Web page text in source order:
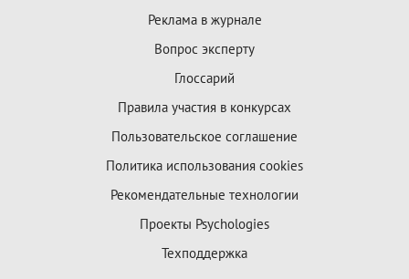
Реклама в журнале
Вопрос эксперту
Глоссарий
Правила участия в конкурсах
Пользовательское соглашение
Политика использования cookies
Рекомендательные технологии
Проекты Psychologies
Техподдержка